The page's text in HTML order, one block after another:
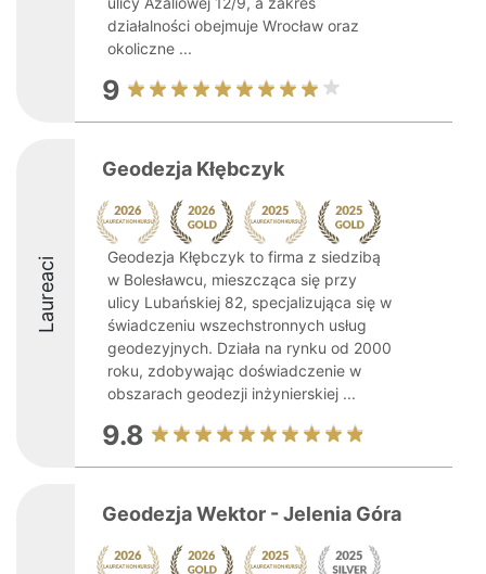
działalności obejmuje Wrocław oraz
okoliczne ...
9
Laureaci
Geodezja Kłębczyk
Geodezja Kłębczyk to firma z siedzibą
w Bolesławcu, mieszcząca się przy
ulicy Lubańskiej 82, specjalizująca się w
świadczeniu wszechstronnych usług
geodezyjnych. Działa na rynku od 2000
roku, zdobywając doświadczenie w
obszarach geodezji inżynierskiej ...
9.8
Geodezja Wektor - Jelenia Góra